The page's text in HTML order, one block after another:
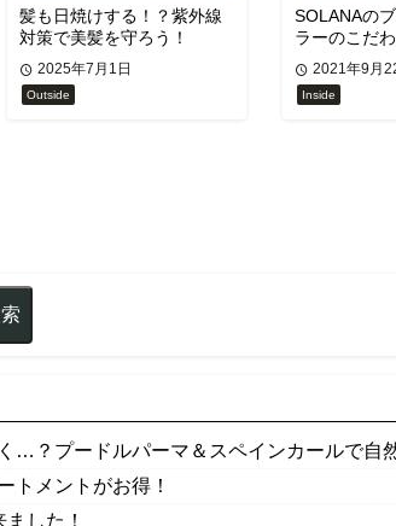
髪も日焼けする！？紫外線
対策で美髪を守ろう！
2025年7月1日
Outside
SOLANAの
ラーのこだ
い！
2021年9月
Inside
…？プードルパーマ＆スペインカールで自
トメントがお得！
した！